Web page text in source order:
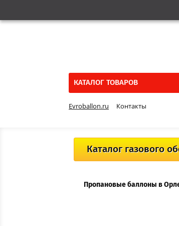
КАТАЛОГ ТОВАРОВ
Evroballon.ru Контакты
Каталог газового
Пропановые баллоны в